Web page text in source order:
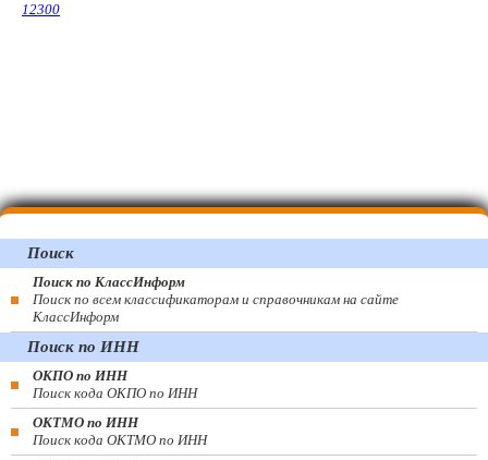
12300
Поиск
Поиск по КлассИнформ
Поиск по всем классификаторам и справочникам на сайте
КлассИнформ
Поиск по ИНН
ОКПО по ИНН
Поиск кода ОКПО по ИНН
ОКТМО по ИНН
Поиск кода ОКТМО по ИНН